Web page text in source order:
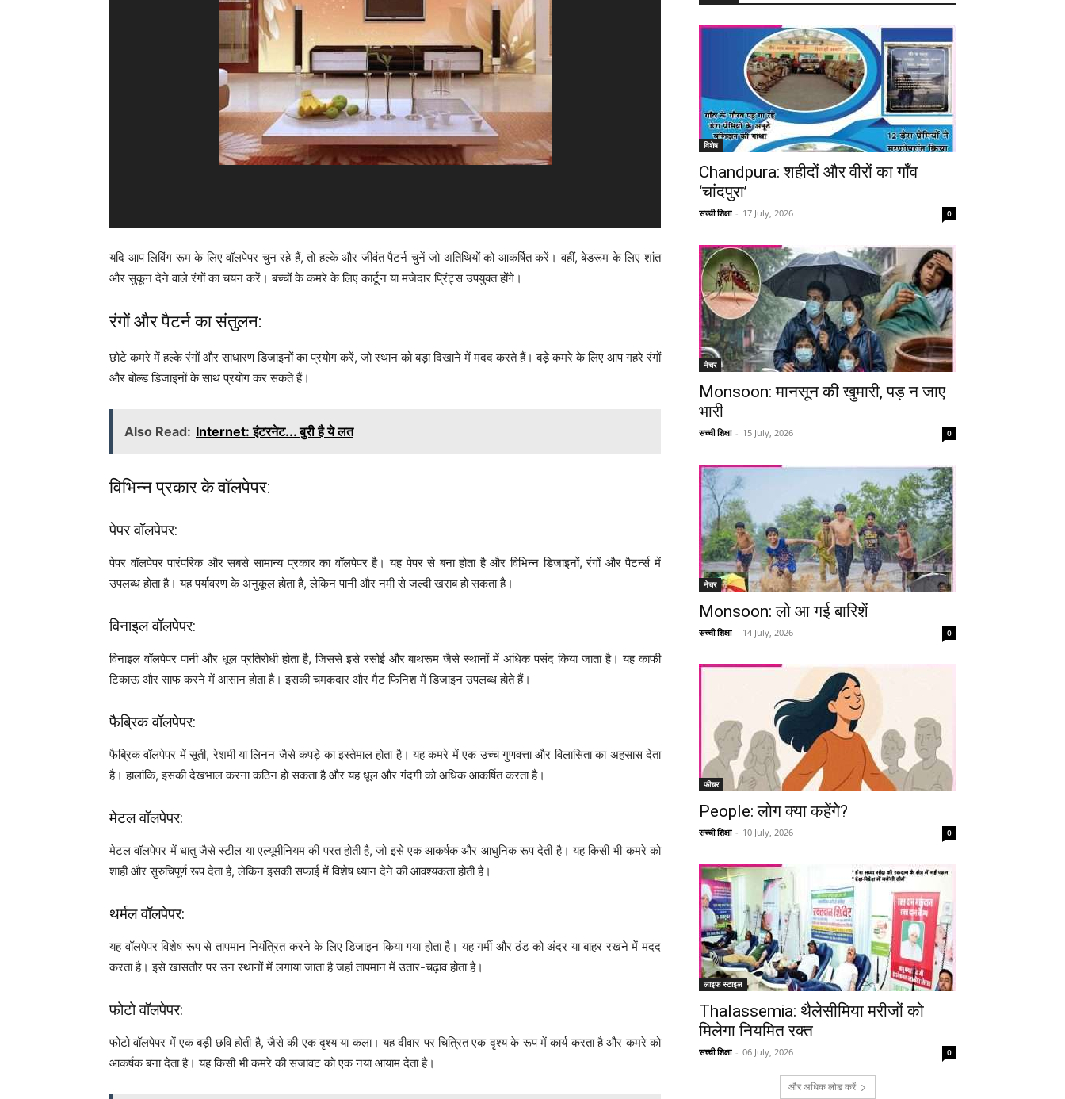
यदि आप लिविंग रूम के लिए वॉलपेपर चुन रहे हैं, तो हल्के और जीवंत पैटर्न चुनें जो अतिथियों को आकर्षित करें। वहीं, बेडरूम के लिए शांत
और सुकून देने वाले रंगों का चयन करें। बच्चों के कमरे के लिए कार्टून या मजेदार प्रिंट्स उपयुक्त होंगे।
रंगों और पैटर्न का संतुलन:
छोटे कमरे में हल्के रंगों और साधारण डिजाइनों का प्रयोग करें, जो स्थान को बड़ा दिखाने में मदद करते हैं। बड़े कमरे के लिए आप गहरे रंगों
और बोल्ड डिजाइनों के साथ प्रयोग कर सकते हैं।
Also Read: Internet: इंटरनेट... बुरी है ये लत
विभिन्न प्रकार के वॉलपेपर:
पेपर वॉलपेपर:
पेपर वॉलपेपर पारंपरिक और सबसे सामान्य प्रकार का वॉलपेपर है। यह पेपर से बना होता है और विभिन्न डिजाइनों, रंगों और पैटर्न्स में
उपलब्ध होता है। यह पर्यावरण के अनुकूल होता है, लेकिन पानी और नमी से जल्दी खराब हो सकता है।
विनाइल वॉलपेपर:
विनाइल वॉलपेपर पानी और धूल प्रतिरोधी होता है, जिससे इसे रसोई और बाथरूम जैसे स्थानों में अधिक पसंद किया जाता है। यह काफी
टिकाऊ और साफ करने में आसान होता है। इसकी चमकदार और मैट फिनिश में डिजाइन उपलब्ध होते हैं।
फैब्रिक वॉलपेपर:
फैब्रिक वॉलपेपर में सूती, रेशमी या लिनन जैसे कपड़े का इस्तेमाल होता है। यह कमरे में एक उच्च गुणवत्ता और विलासिता का अहसास देता
है। हालांकि, इसकी देखभाल करना कठिन हो सकता है और यह धूल और गंदगी को अधिक आकर्षित करता है।
मेटल वॉलपेपर:
मेटल वॉलपेपर में धातु जैसे स्टील या एल्यूमीनियम की परत होती है, जो इसे एक आकर्षक और आधुनिक रूप देती है। यह किसी भी कमरे को
शाही और सुरुचिपूर्ण रूप देता है, लेकिन इसकी सफाई में विशेष ध्यान देने की आवश्यकता होती है।
थर्मल वॉलपेपर:
यह वॉलपेपर विशेष रूप से तापमान नियंत्रित करने के लिए डिजाइन किया गया होता है। यह गर्मी और ठंड को अंदर या बाहर रखने में मदद
करता है। इसे खासतौर पर उन स्थानों में लगाया जाता है जहां तापमान में उतार-चढ़ाव होता है।
फोटो वॉलपेपर:
फोटो वॉलपेपर में एक बड़ी छवि होती है, जैसे की एक दृश्य या कला। यह दीवार पर चित्रित एक दृश्य के रूप में कार्य करता है और कमरे को
आकर्षक बना देता है। यह किसी भी कमरे की सजावट को एक नया आयाम देता है।
विशेष
Chandpura: शहीदों और वीरों का गाँव
‘चांदपुरा’
सच्ची शिक्षा - 17 July, 2026 0
नेचर
Monsoon: मानसून की खुमारी, पड़ न जाए
भारी
सच्ची शिक्षा - 15 July, 2026 0
नेचर
Monsoon: लो आ गई बारिशें
सच्ची शिक्षा - 14 July, 2026 0
फीचर
People: लोग क्या कहेंगे?
सच्ची शिक्षा - 10 July, 2026 0
लाइफ स्टाइल
Thalassemia: थैलेसीमिया मरीजों को
मिलेगा नियमित रक्त
सच्ची शिक्षा - 06 July, 2026 0
और अधिक लोड करें